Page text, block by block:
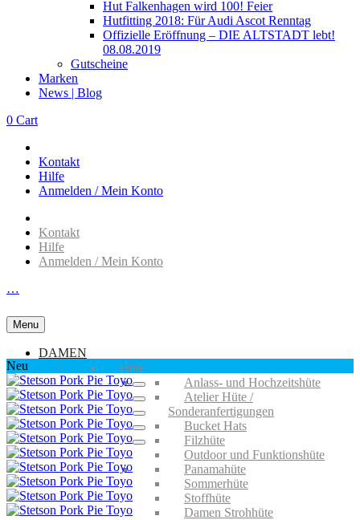
Hut Falkenhagen wird 100! Feier
Hutfitting 2018: Für Audi Ascot Renntag
Offizielle Eröffnung – DIE ALTSTADT lebt!
08.08.2019
Gutscheine
Marken
News | Blog
0 Cart
Kontakt
Hilfe
Anmelden / Mein Konto
Kontakt
Hilfe
Anmelden / Mein Konto
…
Menu
DAMEN
Hüte
Anlass- und Hochzeitshüte
Atelier Hüte /
Sonderanfertigungen
Bucket Hats
Filzhüte
Outdoor und Funktionshüte
Panamahüte
Sommerhüte
Stoffhüte
Damen Strohhüte
Neu